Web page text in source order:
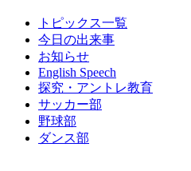
トピックス一覧
今日の出来事
お知らせ
English Speech
探究・アントレ教育
サッカー部
野球部
ダンス部